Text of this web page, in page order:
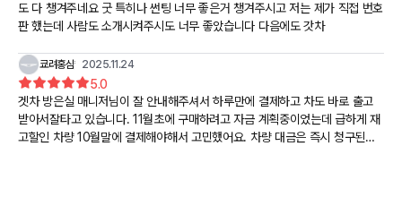
도 다 챙겨주네요 굿 특히나 썬팅 너무 좋은거 챙겨주시고 저는 제가 직접 번호
판 했는데 사람도 소개시켜주시도 너무 좋았습니다 다음에도 갓차
쿄려홍샴 2025.11.24
5.0
겟차 방은실 매니저님이 잘 안내해주셔서 하루만에 결제하고 차도 바로 출고
받아서잘타고 있습니다. 11월초에 구매하려고 자금 계획중이었는데 급하게 재
고할인 차량 10월말에 결제해야해서 고민했어요. 차량 대금은 즉시 청구된다